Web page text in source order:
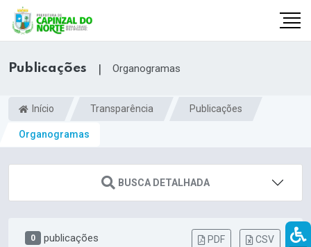
Publicações | Organogramas
Início Transparência Publicações
Organogramas
BUSCA DETALHADA
0
publicações
PDF
CSV